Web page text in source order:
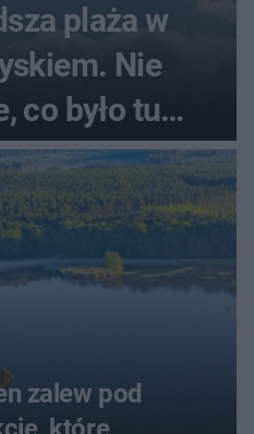
plaża w
Nie
co było tu
zalew pod